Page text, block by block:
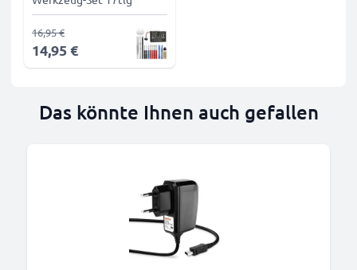
14,95 €
16,95 €
Das könnte Ihnen auch gefallen